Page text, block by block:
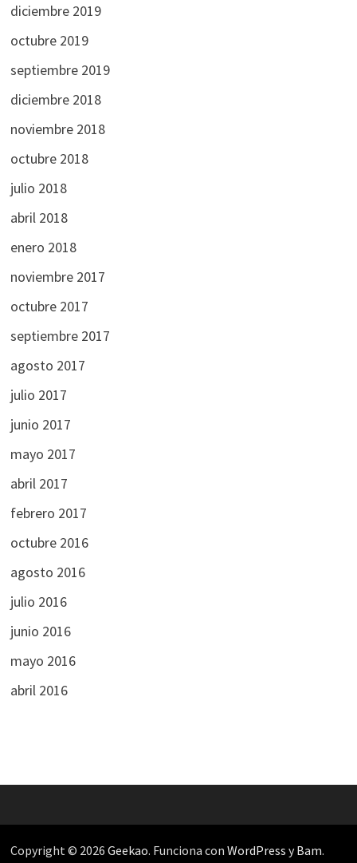
diciembre 2019
octubre 2019
septiembre 2019
diciembre 2018
noviembre 2018
octubre 2018
julio 2018
abril 2018
enero 2018
noviembre 2017
octubre 2017
septiembre 2017
agosto 2017
julio 2017
junio 2017
mayo 2017
abril 2017
febrero 2017
octubre 2016
agosto 2016
julio 2016
junio 2016
mayo 2016
abril 2016
Copyright © 2026 Geekao. Funciona con WordPress yBam.